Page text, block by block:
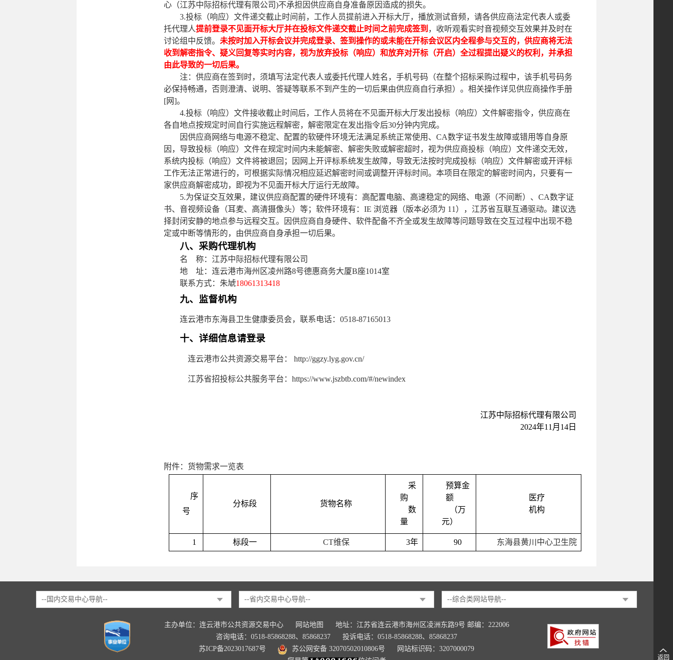
返回
心（江苏中际招标代理有限公司)不承担因供应商自身准备原因造成的损失。
3.投标（响应）文件递交截止时间前，工作人员提前进入开标大厅，播放测试音频，请各供应商法定代表人或委
托代理人提前登录不见面开标大厅并在投标文件递交截止时间之前完成签到 ，收听观看实时音视频交互效果并及时在
讨论组中反馈。 未按时加入开标会议并完成登录、签到操作的或未能在开标会议区内全程参与交互的，供应商将无法
收到解密指令、疑义回复等实时内容，视为放弃投标（响应）和放弃对开标（开启）全过程提出疑义的权利，并承担
由此导致的一切后果。
注：供应商在签到时，须填写法定代表人或委托代理人姓名，手机号码（在整个招标采购过程中，该手机号码务
必保持畅通，否则澄清、说明、答疑等联系不到产生的一切后果由供应商自行承担）。相关操作详见供应商操作手册
[网]。
4.投标（响应）文件接收截止时间后，工作人员将在不见面开标大厅发出投标（响应）文件解密指令，供应商在
各自地点按规定时间自行实施远程解密，解密限定在发出指令后30分钟内完成。
因供应商网络与电源不稳定、配置的软硬件环境无法满足系统正常使用、 CA数字证书发生故障或错用等自身原
因，导致投标（响应）文件在规定时间内未能解密、解密失败或解密超时，视为供应商投标（响应）文件递交无效，
系统内投标（响应）文件将被退回；因网上开评标系统发生故障，导致无法按时完成投标（响应）文件解密或开评标
工作无法正常进行的，可根据实际情况相应延迟解密时间或调整开评标时间。本项目在限定的解密时间内，只要有一
家供应商解密成功，即视为不见面开标大厅运行无故障。
5.为保证交互效果，建议供应商配置的硬件环境有：高配置电脑、高速稳定的网络、电源（不间断）、CA数字证
书、音视频设备（耳麦、高清摄像头）等；软件环境有：IE 浏览器（版本必须为 11），江苏省互联互通驱动。建议选
择封闭安静的地点参与远程交互。因供应商自身硬件、软件配备不齐全或发生故障等问题导致在交互过程中出现不稳
定或中断等情形的，由供应商自身承担一切后果。
八、采购代理机构
名
称：江苏中际招标代理有限公司
地
址： 连云港市海州区凌州路8号德惠商务大厦B座1014室
联系方式：朱虓18061313418
九、监督机构
连云港市东海县卫生健康委员会，联系电话： 0518-87165013
十、详细信息请登录
连云港市公共资源交易平台： http://ggzy.lyg.gov.cn/
江苏省招投标公共服务平台： https://www.jszbtb.com/#/newindex
江苏中际招标代理有限公司
2024年11 月 14 日
附件：货物需求一览表
序
号
分标段 货物名称
采
购
数
量
预算金
额
（万
元）
医疗
机构
1 标段一 CT维保 3年 90 东海县黄川中心卫生院
--国内交易中心导航-- --省内交易中心导航-- --综合类网站导航--
主办单位：连云港市公共资源交易中心 网站地图
地址：江苏省连云港市海州区凌洲东路9号 邮编：222006
咨询电话：0518-85868288、85868237
投诉电话：0518-85868288、85868237
苏ICP备2023017687号
苏公网安备 32070502010806号
网站标识码：3207000079